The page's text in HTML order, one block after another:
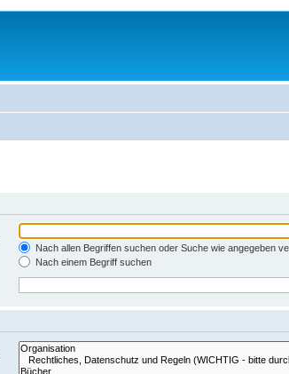
Nach allen Begriffen suchen oder Suche wie angegeben
Nach einem Begriff suchen